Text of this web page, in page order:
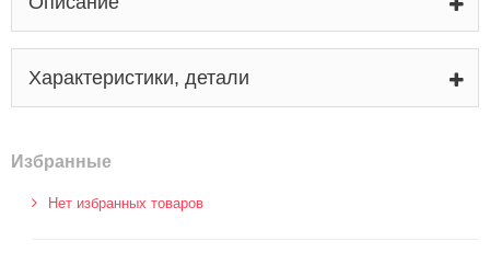
Характеристики, детали
Избранные
Нет избранных товаров